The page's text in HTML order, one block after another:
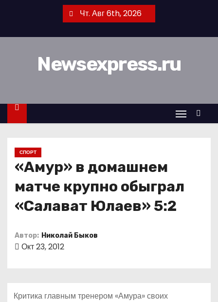
к
Чт. Авг 6th, 2026
Newsexpress.ru
СПОРТ
«Амур» в домашнем
матче крупно обыграл
«Салават Юлаев» 5:2
Автор: Николай Быков
Окт 23, 2012
Критика главным тренером «Амура» своих